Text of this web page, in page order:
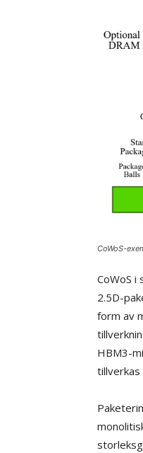
CoWoS-
CoWoS i
2.5D-
form av
HBM3-
tillverkas